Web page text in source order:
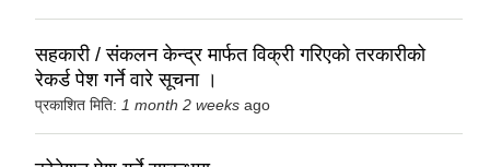
सहकारी / संकलन केन्द्र मार्फत विक्री गरिएको तरकारीको
रेकर्ड पेश गर्ने वारे सूचना ।
प्रकाशित मिति: 1 month 2 weeks ago